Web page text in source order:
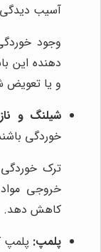
آسیب
وجود
دهنده این
و یا تعویض
شیلنگ و
خوردگی
ترک
خروجی
کاهش دهد.
پلمپ: پلمپ